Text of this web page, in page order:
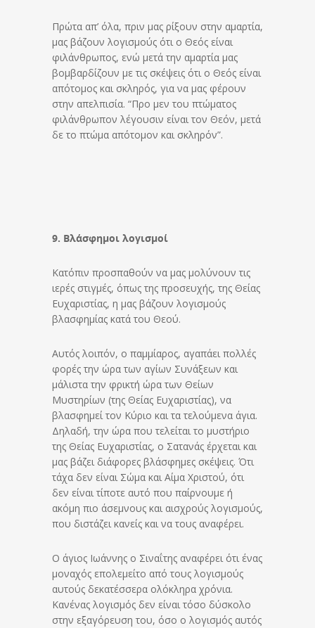
Πρώτα απ’ όλα, πριν μας ρίξουν στην αμαρτία,
μας βάζουν λογισμούς ότι ο Θεός είναι
φιλάνθρωπος, ενώ μετά την αμαρτία μας
βομβαρδίζουν με τις σκέψεις ότι ο Θεός είναι
απότομος και σκληρός, για να μας φέρουν
στην απελπισία. “Προ μεν του πτώματος
φιλάνθρωπον λέγουσιν είναι τον Θεόν, μετά
δε το πτώμα απότομον και σκληρόν”.
9. Βλάσφημοι λογισμοί
Κατόπιν προσπαθούν να μας μολύνουν τις
ιερές στιγμές, όπως της προσευχής, της Θείας
Ευχαριστίας, η μας βάζουν λογισμούς
βλασφημίας κατά του Θεού.
Αυτός λοιπόν, ο παμμίαρος, αγαπάει πολλές
φορές την ώρα των αγίων Συνάξεων και
μάλιστα την φρικτή ώρα των Θείων
Μυστηρίων (της Θείας Ευχαριστίας), να
βλασφημεί τον Κύριο και τα τελούμενα άγια.
Δηλαδή, την ώρα που τελείται το μυστήριο
της Θείας Ευχαριστίας, ο Σατανάς έρχεται και
μας βάζει διάφορες βλάσφημες σκέψεις. Ότι
τάχα δεν είναι Σώμα και Αίμα Χριστού, ότι
δεν είναι τίποτε αυτό που παίρνουμε ή
ακόμη πιο άσεμνους και αισχρούς λογισμούς,
που διστάζει κανείς και να τους αναφέρει.
Ο άγιος Ιωάννης ο Σιναΐτης αναφέρει ότι ένας
μοναχός επολεμείτο από τους λογισμούς
αυτούς δεκατέσσερα ολόκληρα χρόνια.
Κανένας λογισμός δεν είναι τόσο δύσκολο
στην εξαγόρευση του, όσο ο λογισμός αυτός